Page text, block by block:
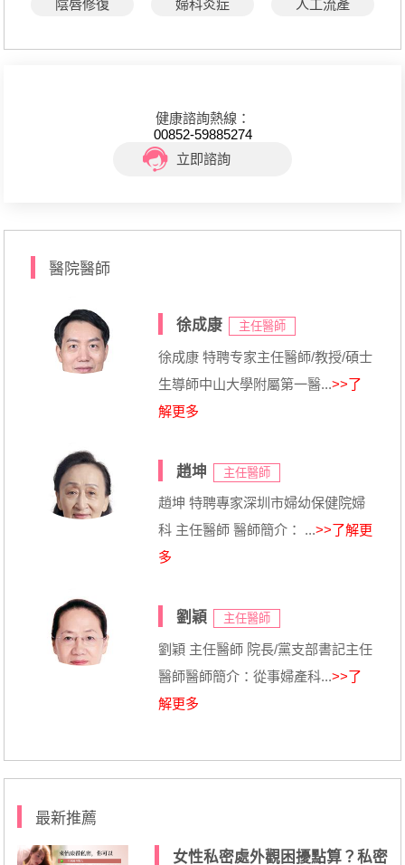
陰唇修復 婦科炎症 人工流產
健康諮詢熱線：
00852-59885274
立即諮詢
醫院醫師
徐成康 主任醫師
徐成康 特聘专家主任醫師/教授/碩士
生導師中山大學附屬第一醫...>>了
解更多
趙坤 主任醫師
趙坤 特聘專家深圳市婦幼保健院婦
科 主任醫師 醫師簡介： ...>>了解更
多
劉穎 主任醫師
劉穎 主任醫師 院長/黨支部書記主任
醫師醫師簡介：從事婦產科...>>了
解更多
最新推薦
女性私密處外觀困擾點算？私密